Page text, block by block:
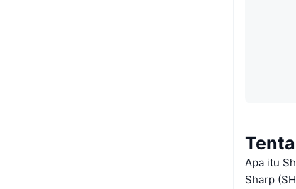
Apa itu
Sharp